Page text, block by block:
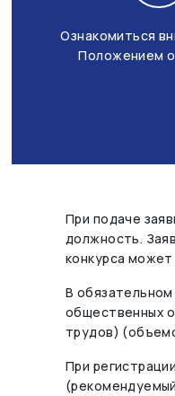
Ознакомиться
Положением о
При подаче
должность.
конкурса может
В обязательном
общественных
трудов)
При